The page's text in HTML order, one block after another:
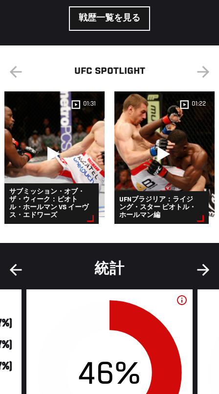
戦歴一覧を見る
UFC SPOTLIGHT
01:31
サブミッション・オブ・
ザ・ウィーク：ピオト
ル・ホールマン VS イーヴ
ス・エドワーズ
01:22
UFNブラジリア：ライジ
ング・スター ピオトル・
ホールマン編
統計
46%